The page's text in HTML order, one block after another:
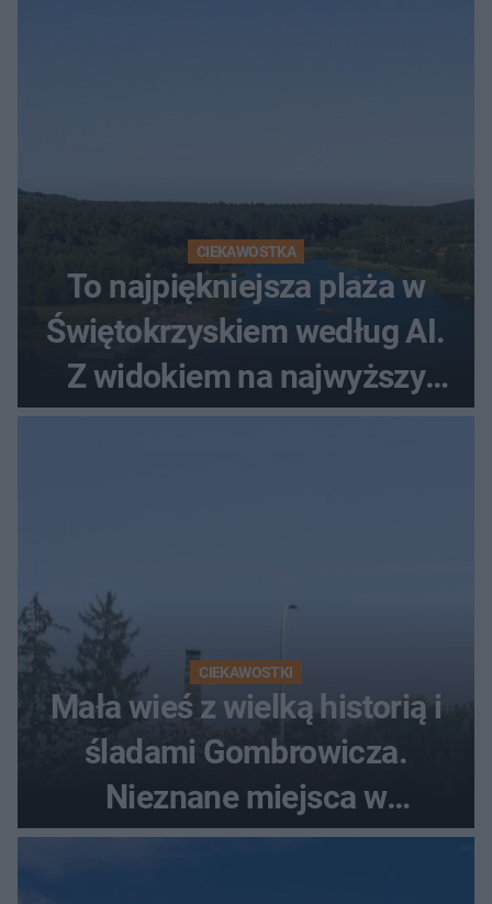
CIEKAWOSTKA
To najpiękniejsza plaża w
Świętokrzyskiem według AI.
Z widokiem na najwyższy
szczyt Gór Świętokrzyskich
CIEKAWOSTKI
Mała wieś z wielką historią i
śladami Gombrowicza.
Nieznane miejsca w
Świętokrzyskiem